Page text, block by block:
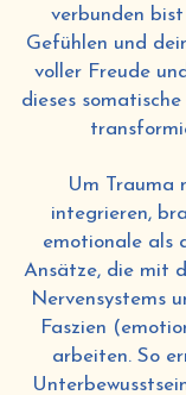
verbunden
Gefühlen und
voller Freude
dieses
Um Trauma
integrieren,
emotionale als
Ansätze, die mit
Nervensystems
Faszien
arbeiten. So